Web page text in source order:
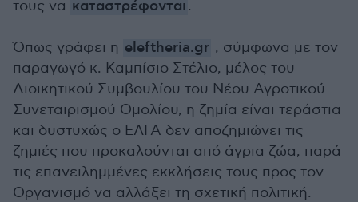
τους να καταστρέφονται.
Όπως γράφει η eleftheria.gr , σύμφωνα με τον
παραγωγό κ. Καμπίσιο Στέλιο, μέλος του
Διοικητικού Συμβουλίου του Νέου Αγροτικού
Συνεταιρισμού Ομολίου, η ζημία είναι τεράστια
και δυστυχώς ο ΕΛΓΑ δεν αποζημιώνει τις
ζημιές που προκαλούνται από άγρια ζώα, παρά
τις επανειλημμένες εκκλήσεις τους προς τον
Οργανισμό να αλλάξει τη σχετική πολιτική.